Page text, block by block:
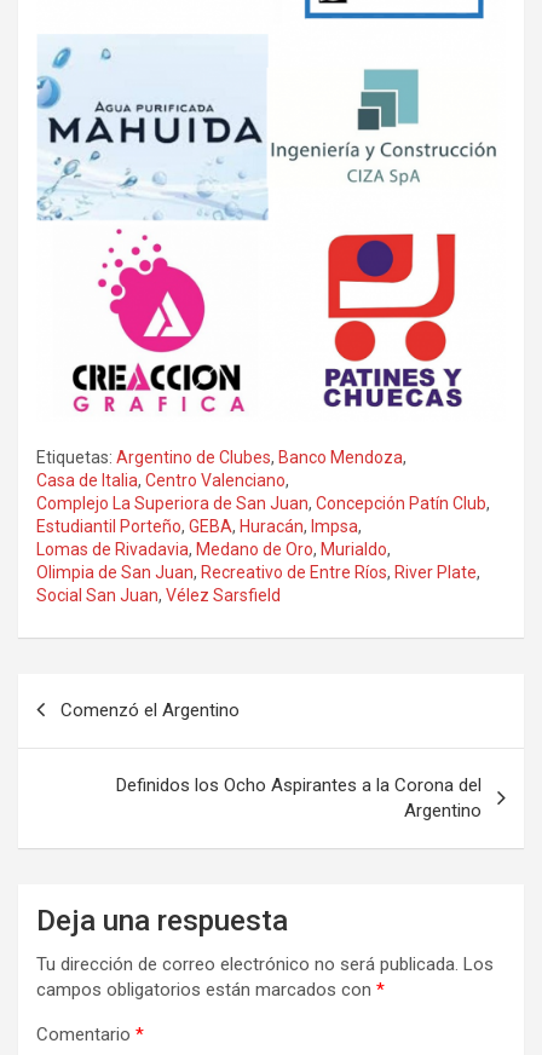
Etiquetas: Argentino de Clubes, Banco Mendoza,
Casa de Italia, Centro Valenciano,
Complejo La Superiora de San Juan, Concepción Patín Club,
Estudiantil Porteño, GEBA, Huracán, Impsa,
Lomas de Rivadavia, Medano de Oro, Murialdo,
Olimpia de San Juan, Recreativo de Entre Ríos, River Plate,
Social San Juan, Vélez Sarsfield
Comenzó el Argentino
Definidos los Ocho Aspirantes a la Corona del
Argentino
Deja una respuesta
Tu dirección de correo electrónico no será publicada. Los
campos obligatorios están marcados con *
Comentario *